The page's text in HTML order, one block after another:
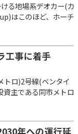
る地場系デオカー(カ
はこのほど、ホーチ
工事に着手
ロ)2号線(ベンタイ
資主である同市メトロ
年への運行延